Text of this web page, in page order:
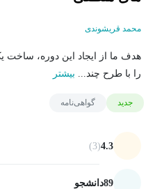
محمد قریشوندی
هدف ما از ایجاد این دوره، ساخت
را با طرح چند... بیشتر
جدید گواهی‌نامه
4.3
(3)
89دانشجو